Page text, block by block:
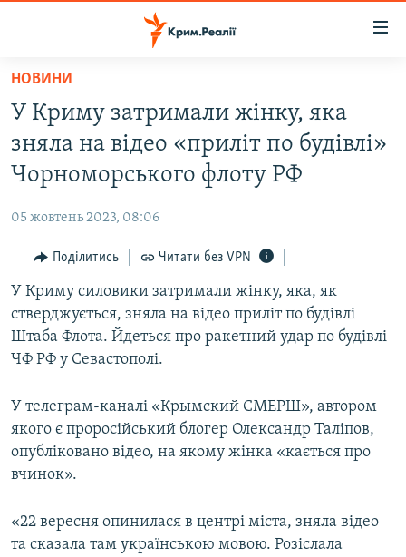
Перейти
основного
матеріалу
Перейти
основної
Перейти
пошуку
ВОДА.КРИМ
ВІДЕО ТА ФОТО
БЛОГИ
ПОГЛЯД
ІНТЕРВ'Ю
ВСЕ ЗА ДЕНЬ
СПЕЦПРОЕКТИ
ВІДЕОУРОКИ «ELIFBE»
СВІДЧЕННЯ ОКУПАЦІЇ
ІНФОГРАФІКА
Русский
Qırımtatar
ДОЛУЧАЙСЯ!
НОВИНИ
У Криму затримали жінку, яка
зняла на відео «приліт по будівлі»
Чорноморського флоту РФ
05 жовтень 2023, 08:06
Поділитись Читати без VPN
У Криму силовики затримали жінку, яка, як
стверджується, зняла на відео приліт по будівлі
Штаба Флота. Йдеться про ракетний удар по будівлі
ЧФ РФ у Севастополі.
У телеграм-каналі «Крымский СМЕРШ», автором
якого є проросійський блогер Олександр Таліпов,
опубліковано відео, на якому жінка «кається про
вчинок».
«22 вересня опинилася в центрі міста, зняла відео
та сказала там українською мовою. Розіслала